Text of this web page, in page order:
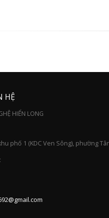
HỆ
HIỂN LONG
phố 1 (KDC Ven Sông), phường